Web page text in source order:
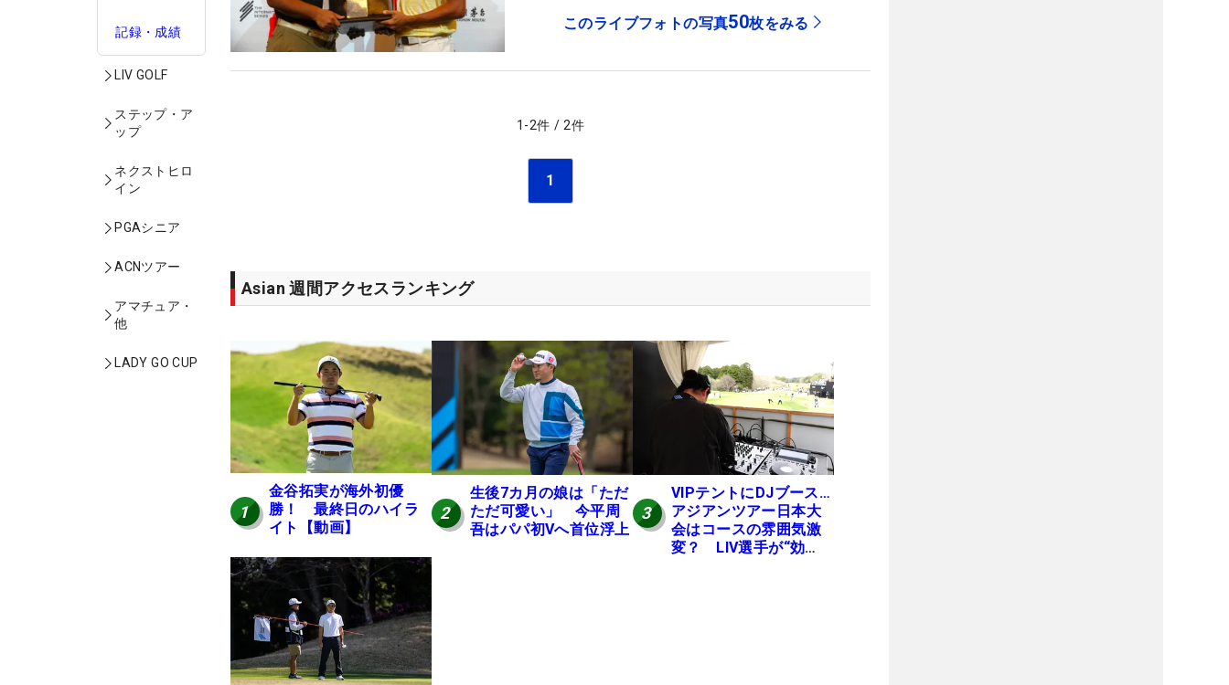
記録・成績
LIV GOLF
ステップ・ア
ップ
ネクストヒロ
イン
PGAシニア
ACNツアー
アマチュア・
他
LADY GO CUP
このライブフォトの写真50枚をみる
1 -2件 / 2件
1
Asian 週間アクセスランキング
1
金谷拓実が海外初優
勝！ 最終日のハイラ
イト【動画】
2
生後7カ月の娘は「ただ
ただ可愛い」 今平周
吾はパパ初Vへ首位浮上
3
VIPテントにDJブース…
アジアンツアー日本大
会はコースの雰囲気激
変？ LIV選手が“効